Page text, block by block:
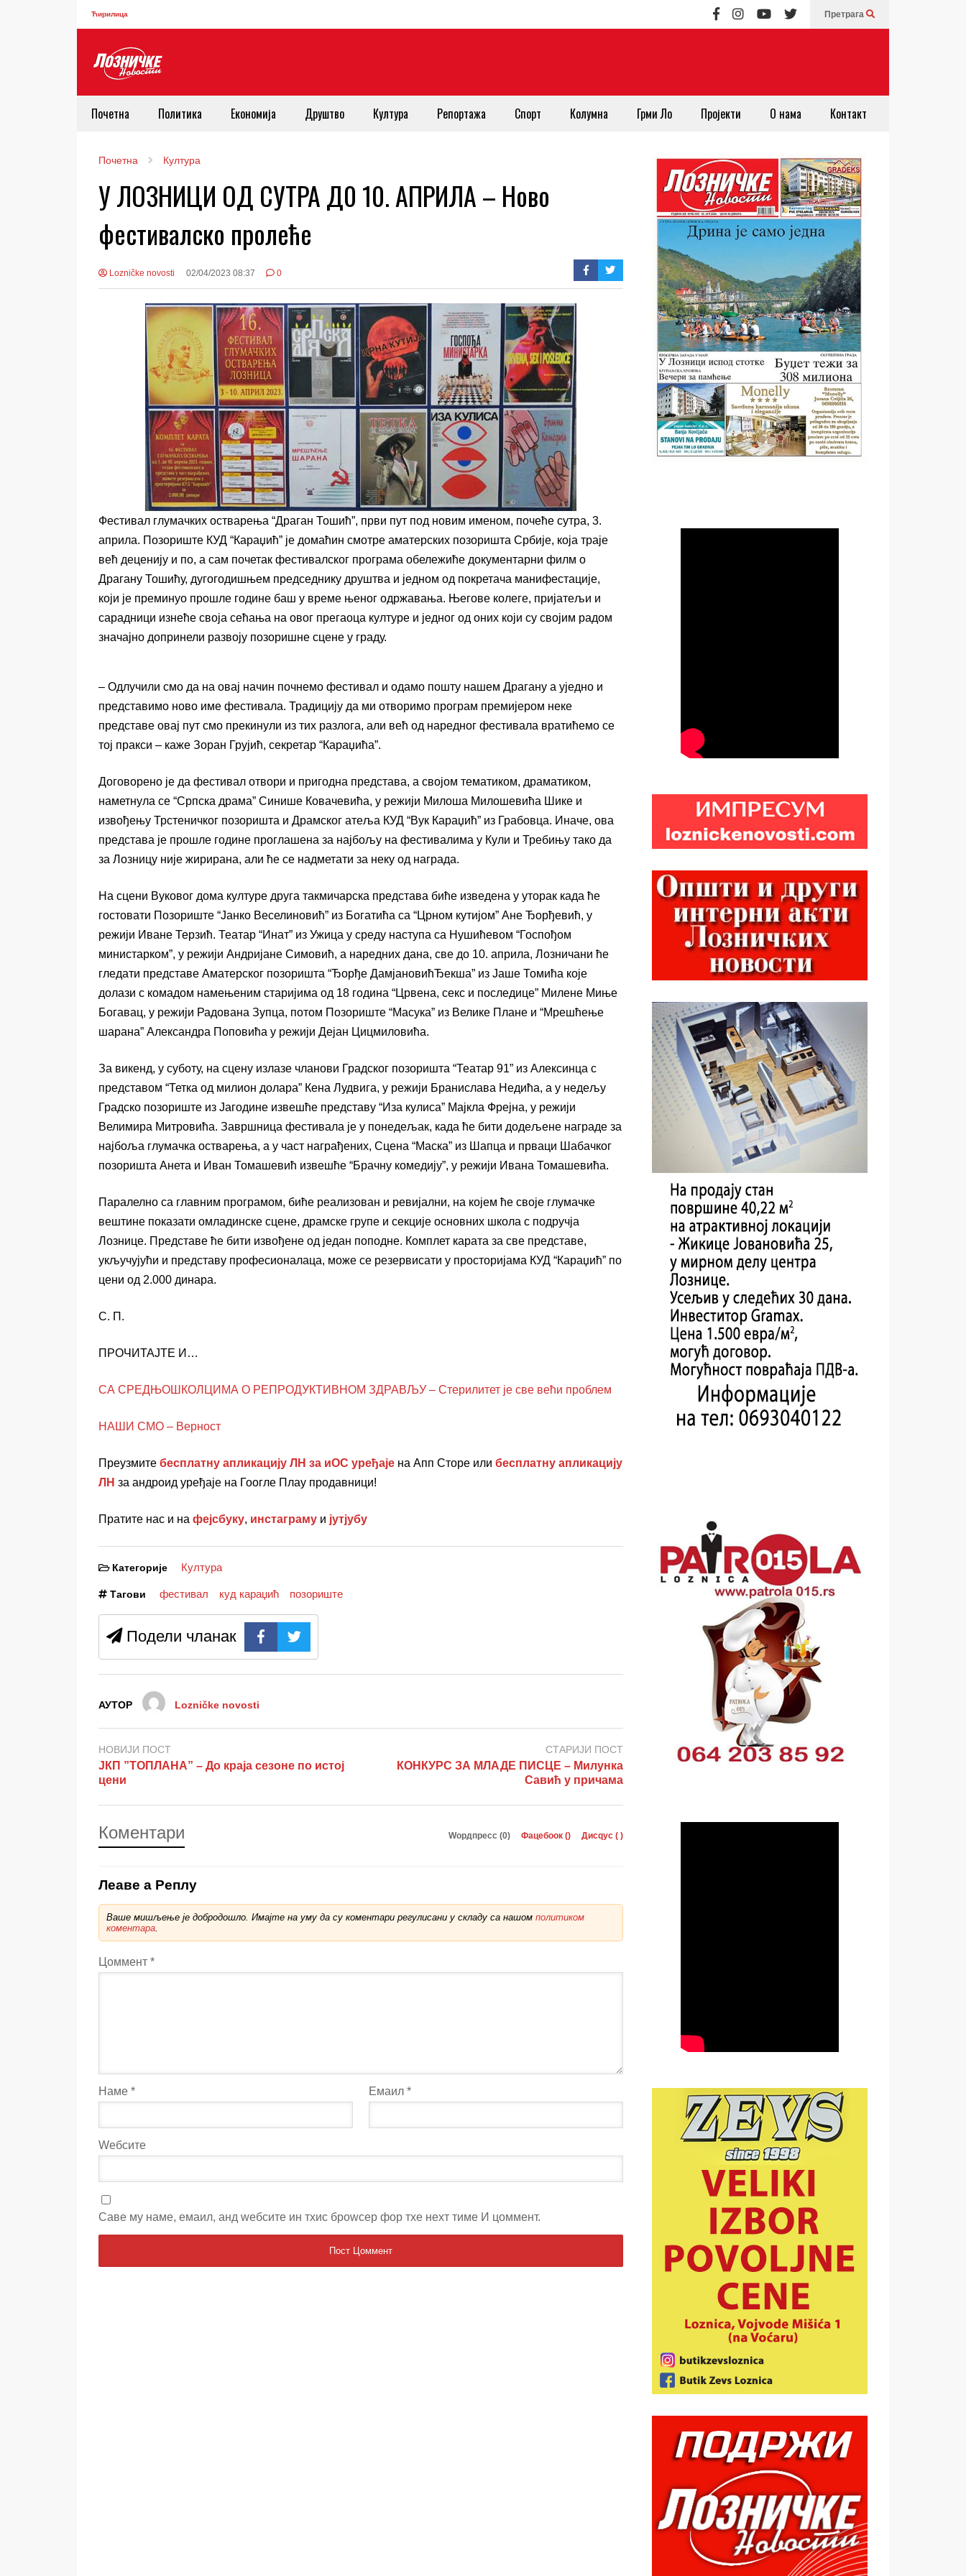
Ћирилица Претрага
Почетна Политика Економија Друштво Култура Репортажа Спорт Колумна Грми Ло Пројекти О нама Контакт
Почетна Култура
У ЛОЗНИЦИ ОД СУТРА Д0 10. АПРИЛА – Ново
фестивалско пролеће
Lozničke novosti 02/04/2023 08:37 0
Фестивал глумачких остварења “Драган Тошић”, први пут под новим именом, почеће сутра, 3.
априла. Позориште КУД “Караџић” је домаћин смотре аматерских позоришта Србије, која траје
већ деценију и по, а сам почетак фестивалског програма обележиће документарни филм о
Драгану Тошићу, дугогодишњем председнику друштва и једном од покретача манифестације,
који је преминуо прошле године баш у време њеног одржавања. Његове колеге, пријатељи и
сарадници изнеће своја сећања на овог прегаоца културе и једног од оних који су својим радом
значајно допринели развоју позоришне сцене у граду.
– Одлучили смо да на овај начин почнемо фестивал и одамо пошту нашем Драгану а уједно и
представимо ново име фестивала. Традицију да ми отворимо програм премијером неке
представе овај пут смо прекинули из тих разлога, али већ од наредног фестивала вратићемо се
тој пракси – каже Зоран Грујић, секретар “Караџића”.
Договорено је да фестивал отвори и пригодна представа, а својом тематиком, драматиком,
наметнула се “Српска драма” Синише Ковачевића, у режији Милоша Милошевића Шике и
извођењу Трстеничког позоришта и Драмског атеља КУД “Вук Караџић” из Грабовца. Иначе, ова
представа је прошле године проглашена за најбољу на фестивалима у Кули и Требињу тако да
за Лозницу није жирирана, али ће се надметати за неку од награда.
На сцени Вуковог дома културе друга такмичарска представа биће изведена у уторак када ће
гостовати Позориште “Јанко Веселиновић” из Богатића са “Црном кутијом” Ане Ђорђевић, у
режији Иване Терзић. Театар “Инат” из Ужица у среду наступа са Нушићевом “Госпођом
министарком”, у режији Андријане Симовић, а наредних дана, све до 10. априла, Лозничани ће
гледати представе Аматерског позоришта “Ђорђе ДамјановићЂекша” из Јаше Томића које
долази с комадом намењеним старијима од 18 година “Црвена, секс и последице” Милене Миње
Богавац, у режији Радована Зупца, потом Позориште “Масука” из Велике Плане и “Мрешћење
шарана” Александра Поповића у режији Дејан Цицмиловића.
За викенд, у суботу, на сцену излазе чланови Градског позоришта “Театар 91” из Алексинца с
представом “Тетка од милион долара” Кена Лудвига, у режији Бранислава Недића, а у недељу
Градско позориште из Јагодине извешће представу “Иза кулиса” Мајкла Фрејна, у режији
Велимира Митровића. Завршница фестивала је у понедељак, када ће бити додељене награде за
најбоља глумачка остварења, а у част награђених, Сцена “Маска” из Шапца и прваци Шабачког
позоришта Анета и Иван Томашевић извешће “Брачну комедију”, у режији Ивана Томашевића.
Паралелно са главним програмом, биће реализован и ревијални, на којем ће своје глумачке
вештине показати омладинске сцене, драмске групе и секције основних школа с подручја
Лознице. Представе ће бити извођене од један поподне. Комплет карата за све представе,
укључујући и представу професионалаца, може се резервисати у просторијама КУД “Караџић” по
цени од 2.000 динара.
С. П.
ПРОЧИТАЈТЕ И…
СА СРЕДЊОШКОЛЦИМА О РЕПРОДУКТИВНОМ ЗДРАВЉУ – Стерилитет је све већи проблем
НАШИ СМО – Верност
Преузмите бесплатну апликацију ЛН за иОС уређаје на Апп Сторе или бесплатну апликацију
ЛН за андроид уређаје на Гоогле Плаy продавници!
Пратите нас и на фејсбуку, инстаграму и јутјубу
Категорије Култура
Тагови фестивал куд караџић позориште
Подели чланак
АУТОР Lozničke novosti
НОВИЈИ ПОСТ
ЈКП ”ТОПЛАНА” – До краја сезоне по истој
цени
СТАРИЈИ ПОСТ
КОНКУРС ЗА МЛАДЕ ПИСЦЕ – Милунка
Савић у причама
Коментари Wордпресс (0) Фацебоок () Дисqус ( )
Леаве а Реплy
Ваше мишљење је добродошло. Имајте на уму да су коментари регулисани у складу са нашом политиком
коментара
Цоммент *
Наме * Емаил *
Wебсите
Саве мy наме, емаил, анд wебсите ин тхис броwсер фор тхе неxт тиме И цоммент.